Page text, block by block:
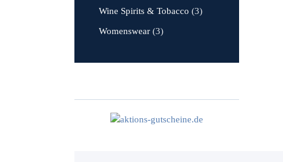
Wine Spirits & Tobacco (3)
Womenswear (3)